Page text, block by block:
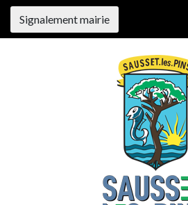
Signalement mairie